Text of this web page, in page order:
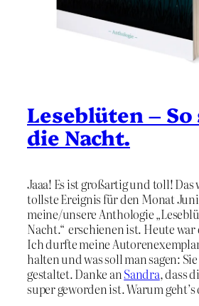
Leseblüten – So
die Nacht.
Jaaa! Es ist großartig und toll!
tollste Ereignis für den Monat
meine/unsere Anthologie
Nacht.“ erschienen ist. Heute
Ich durfte meine
halten und was soll man sagen:
gestaltet. Danke anSandra, dass
super geworden ist. Warum